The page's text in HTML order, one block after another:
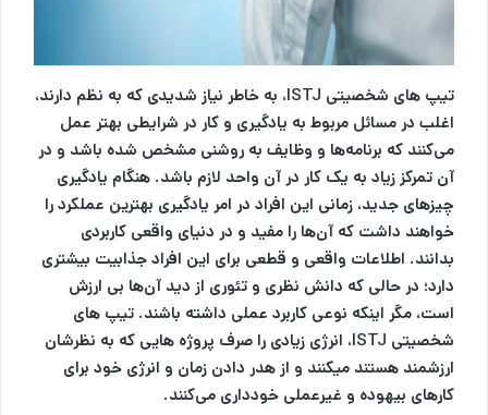
تیپ های شخصیتی ISTJ، به خاطر نیاز شدیدی که به نظم دارند،
اغلب در مسائل مربوط به یادگیری و کار در شرایطی بهتر عمل
می‌کنند که برنامه‌ها و وظایف به روشنی مشخص شده باشد و در
آن تمرکز زیاد به یک کار در آن واحد لازم باشد. هنگام یادگیری
چیزهای جدید، زمانی این افراد در امر یادگیری بهترین عملکرد را
خواهند داشت که آن‌ها را مفید و در دنیای واقعی کاربردی
بدانند. اطلاعات واقعی و قطعی برای این افراد جذابیت بیشتری
دارد؛ در حالی که دانش نظری و تئوری از دید آن‌ها بی ارزش
است، مگر اینکه نوعی کاربرد عملی داشته باشند. تیپ های
شخصیتی ISTJ، انرژی زیادی را صرف پروژه هایی که به نظرشان
ارزشمند هستند میکنند و از هدر دادن زمان و انرژی خود برای
کارهای بیهوده و غیرعملی خودداری می‌کنند.